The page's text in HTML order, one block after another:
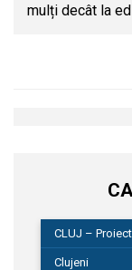
mulți decât la
CLUJ –
Clujeni